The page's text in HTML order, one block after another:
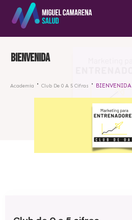
BIENVENIDA
Academia Club De 0 A 5 Cifras BIENVENIDA